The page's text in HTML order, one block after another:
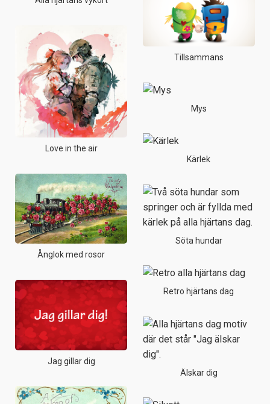
Love in the air
Ånglok med rosor
Jag gillar dig
Tillsammans
Mys
Kärlek
Söta hundar
Retro hjärtans dag
Älskar dig